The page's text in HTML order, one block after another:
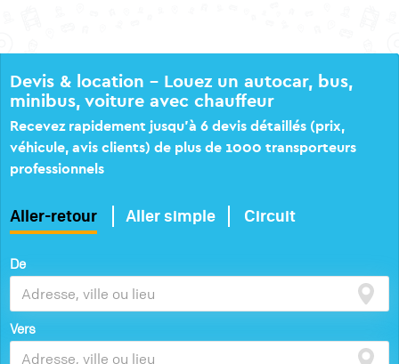
Devis & location – Louez un autocar, bus,
minibus, voiture avec chauffeur
Recevez rapidement jusqu’à 6 devis détaillés (prix,
véhicule, avis clients) de plus de 1000 transporteurs
professionnels
Aller-retour Aller simple Circuit
De
Vers